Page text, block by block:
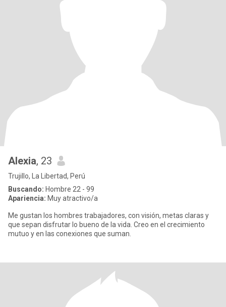
Alexia, 23
Trujillo, La Libertad, Perú
Buscando: Hombre 22 - 99
Apariencia: Muy atractivo/a
Me gustan los hombres trabajadores, con visión, metas claras y
que sepan disfrutar lo bueno de la vida. Creo en el crecimiento
mutuo y en las conexiones que suman.